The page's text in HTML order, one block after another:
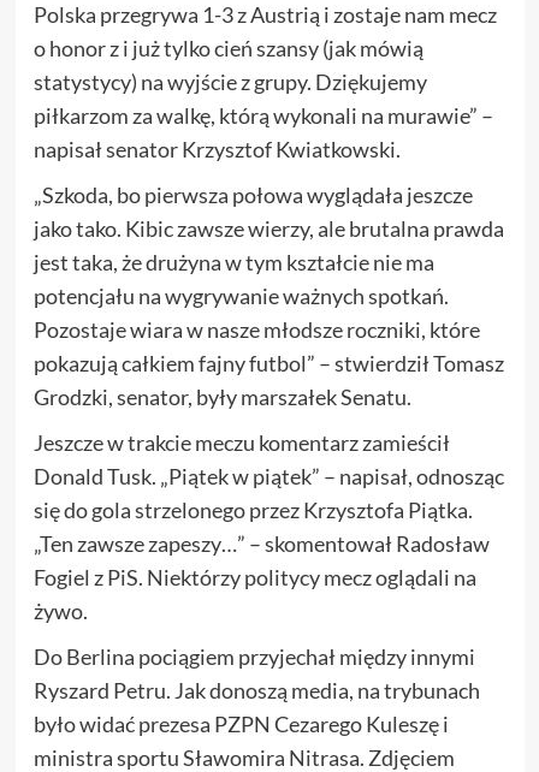
Polska przegrywa 1-3 z Austrią i zostaje nam mecz
o honor z i już tylko cień szansy (jak mówią
statystycy) na wyjście z grupy. Dziękujemy
piłkarzom za walkę, którą wykonali na murawie” –
napisał senator Krzysztof Kwiatkowski.
„Szkoda, bo pierwsza połowa wyglądała jeszcze
jako tako. Kibic zawsze wierzy, ale brutalna prawda
jest taka, że drużyna w tym kształcie nie ma
potencjału na wygrywanie ważnych spotkań.
Pozostaje wiara w nasze młodsze roczniki, które
pokazują całkiem fajny futbol” – stwierdził Tomasz
Grodzki, senator, były marszałek Senatu.
Jeszcze w trakcie meczu komentarz zamieścił
Donald Tusk. „Piątek w piątek” – napisał, odnosząc
się do gola strzelonego przez Krzysztofa Piątka.
„Ten zawsze zapeszy…” – skomentował Radosław
Fogiel z PiS. Niektórzy politycy mecz oglądali na
żywo.
Do Berlina pociągiem przyjechał między innymi
Ryszard Petru. Jak donoszą media, na trybunach
było widać prezesa PZPN Cezarego Kuleszę i
ministra sportu Sławomira Nitrasa. Zdjęciem